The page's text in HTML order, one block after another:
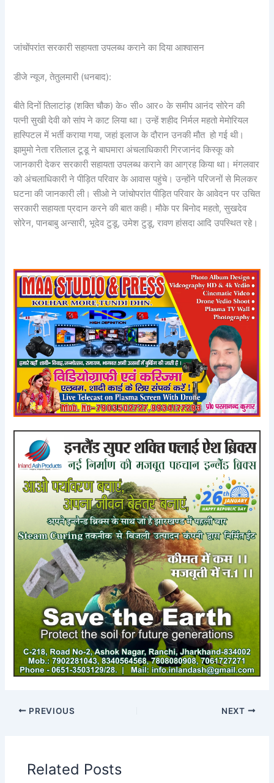
जांचोंपरांत सरकारी सहायता उपलब्ध कराने का दिया आश्वासन
डीजे न्यूज, तेतुलमारी (धनबाद):
बीते दिनों तिलाटांड़ (शक्ति चौक) के० सी० आर० के समीप आनंद सोरेन की
पत्नी सुखी देवी को सांप ने काट लिया था। उन्हें शहीद निर्मल महतो मेमोरियल
हास्पिटल में भर्ती कराया गया, जहां इलाज के दौरान उनकी मौत हो गई थी।
झामुमो नेता रतिलाल टूडू ने बाघमारा अंचलाधिकारी गिरजानंद किस्कू को
जानकारी देकर सरकारी सहायता उपलब्ध कराने का आग्रह किया था। मंगलवार
को अंचलाधिकारी ने पीड़ित परिवार के आवास पहुंचे। उन्होंने परिजनों से मिलकर
घटना की जानकारी ली। सीओ ने जांचोपरांत पीड़ित परिवार के आवेदन पर उचित
सरकारी सहायता प्रदान करने की बात कही। मौके पर बिनोद महतो, सुखदेव
सोरेन, पानबाबु अन्सारी, भूदेव टुडू, उमेश टुडू, रावण हांसदा आदि उपस्थित रहे।
PREVIOUS NEXT
Related Posts